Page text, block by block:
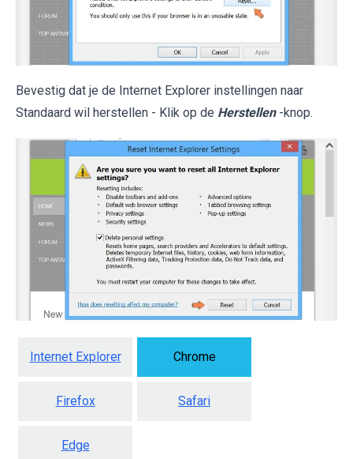
Bevestig dat je de Internet Explorer instellingen naar
Standaard wil herstellen - Klik op de Herstellen -knop.
Internet Explorer Chrome
Firefox Safari
Edge